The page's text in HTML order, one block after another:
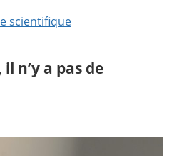
scientifique
n’y a pas de